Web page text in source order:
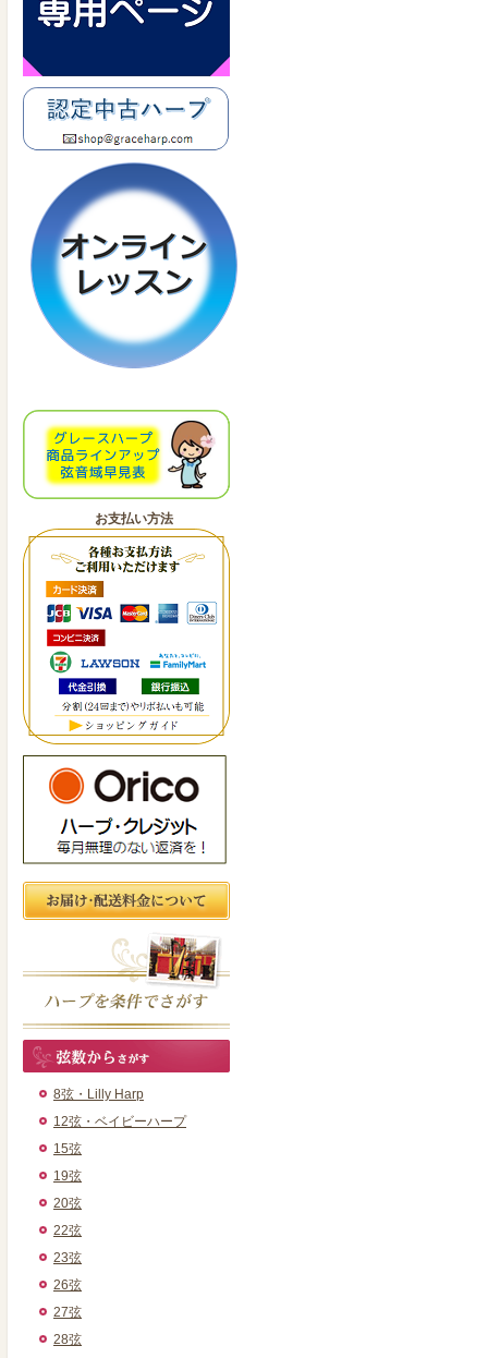
お支払い方法
8弦・Lilly Harp
12弦・ベイビーハープ
15弦
19弦
20弦
22弦
23弦
26弦
27弦
28弦